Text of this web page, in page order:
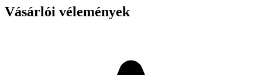
Vásárlói vélemények